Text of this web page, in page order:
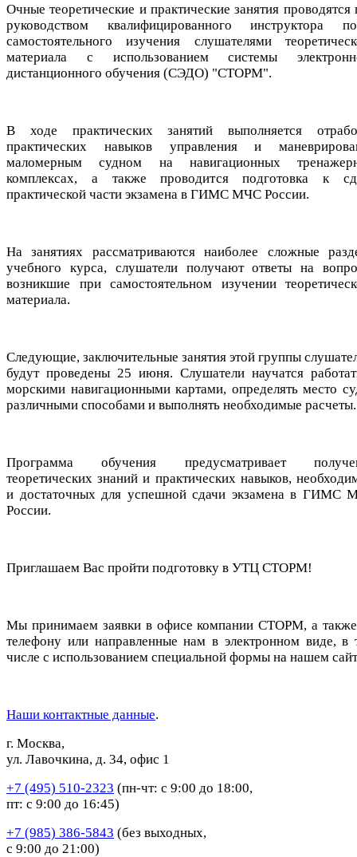
Очные теоретические и практические занятия проводятся
руководством квалифицированного инструктора
самостоятельного изучения слушателями
материала с использованием системы
дистанционного обучения (СЭДО) "СТОРМ".
В ходе практических занятий выполняется
практических навыков управления и
маломерным судном на навигационных
комплексах, а также проводится подготовка к
практической части экзамена в ГИМС МЧС России.
На занятиях рассматриваются наиболее сложные
учебного курса, слушатели получают ответы на
возникшие при самостоятельном изучении
материала.
Следующие, заключительные занятия этой группы
будут проведены 25 июня. Слушатели научатся
морскими навигационными картами, определять место
различными способами и выполнять необходимые расчеты.
Программа обучения предусматривает
теоретических знаний и практических навыков,
и достаточных для успешной сдачи экзамена в ГИМС
России.
Приглашаем Вас пройти подготовку в УТЦ СТОРМ!
Мы принимаем заявки в офисе компании СТОРМ, а
телефону или направленные нам в электронном виде, в
числе с использованием специальной формы на нашем
Наши контактные данные.
г. Москва,
ул. Лавочкина, д. 34, офис 1
+7 (495) 510-2323 (пн-чт: с 9:00 до 18:00,
пт: с 9:00 до 16:45)
+7 (985) 386-5843 (без выходных,
с 9:00 до 21:00)